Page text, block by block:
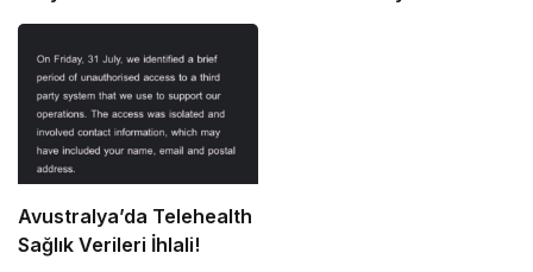
Avustralya’da Telehealth
Sağlık Verileri İhlali!